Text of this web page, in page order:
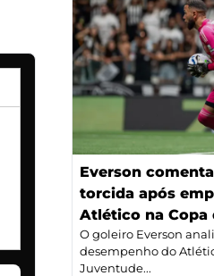
Everson
torcida após
Atlético na Copa
O goleiro Everson
desempenho do
Juventude...